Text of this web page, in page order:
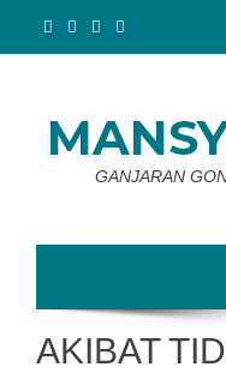
GANJARAN
AKIBAT